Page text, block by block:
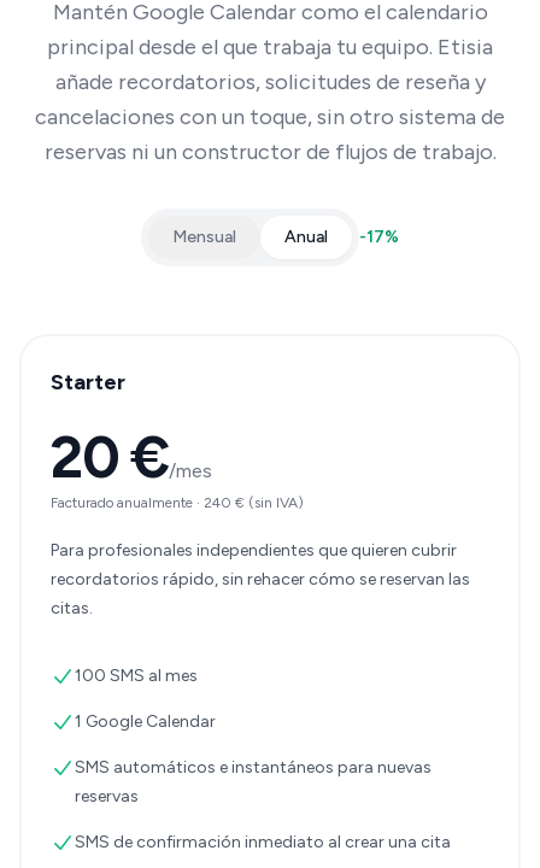
Mantén Google Calendar como el calendario
principal desde el que trabaja tu equipo. Etisia
añade recordatorios, solicitudes de reseña y
cancelaciones con un toque, sin otro sistema de
reservas ni un constructor de flujos de trabajo.
Mensual Anual -17%
Starter
20 €/mes
Facturado anualmente · 240 € (sin IVA)
Para profesionales independientes que quieren cubrir
recordatorios rápido, sin rehacer cómo se reservan las
citas.
100 SMS al mes
1 Google Calendar
SMS automáticos e instantáneos para nuevas
reservas
SMS de confirmación inmediato al crear una cita